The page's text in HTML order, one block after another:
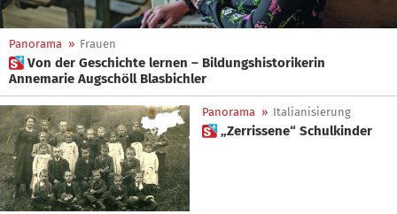
Panorama » Frauen
 Von der Geschichte lernen – Bildungshistorikerin
Annemarie Augschöll Blasbichler
Panorama » Italianisierung
 „Zerrissene“ Schulkinder